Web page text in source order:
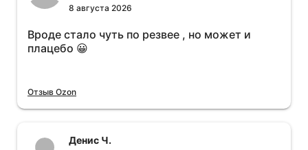
8 августа 2026
Вроде стало чуть по резвее , но может и
плацебо 😀
Отзыв Ozon
Денис Ч.